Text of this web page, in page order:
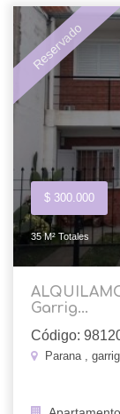
Reservado
$ 300.000
35 M² Totales
Garrig...
Código:
Parana ,